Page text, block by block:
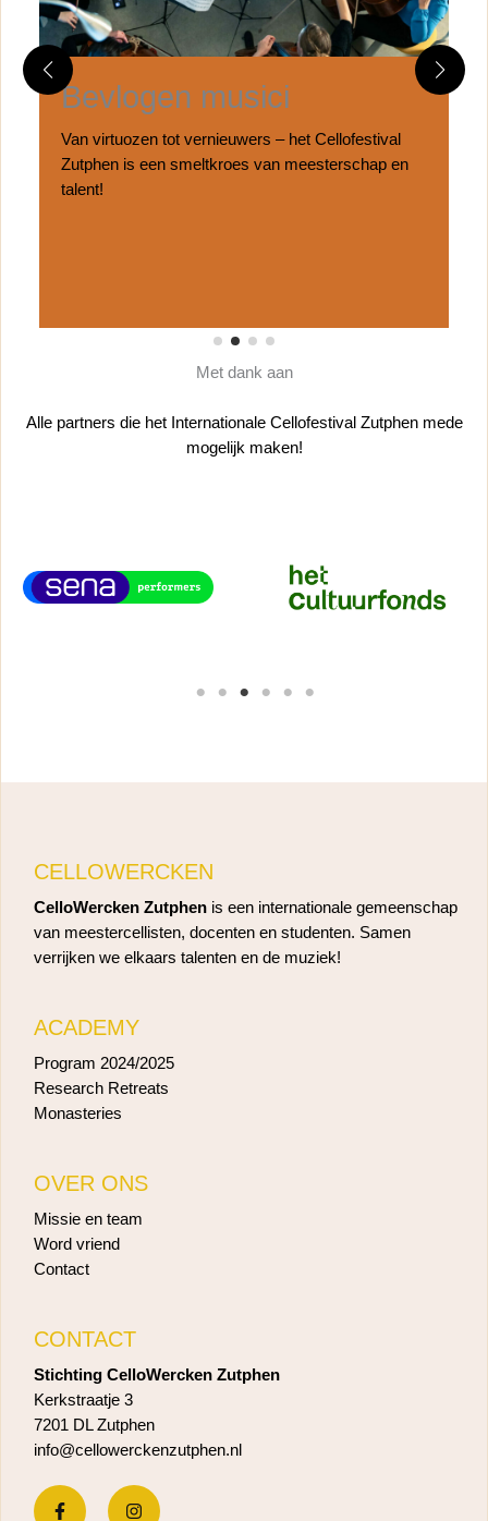
Bevlogen musici
Van virtuozen tot vernieuwers – het Cellofestival
Zutphen is een smeltkroes van meesterschap en
talent!
Met dank aan
Alle partners die het Internationale Cellofestival Zutphen mede
mogelijk maken!
CELLOWERCKEN
CelloWercken Zutphen is een internationale gemeenschap
van meestercellisten, docenten en studenten. Samen
verrijken we elkaars talenten en de muziek!
ACADEMY
Program 2024/2025
Research Retreats
Monasteries
OVER ONS
Missie en team
Word vriend
Contact
CONTACT
Stichting CelloWercken Zutphen
Kerkstraatje 3
7201 DL Zutphen
info@cellowerckenzutphen.nl